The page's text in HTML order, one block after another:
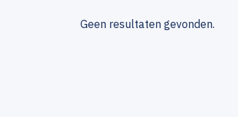
Geen resultaten gevonden.